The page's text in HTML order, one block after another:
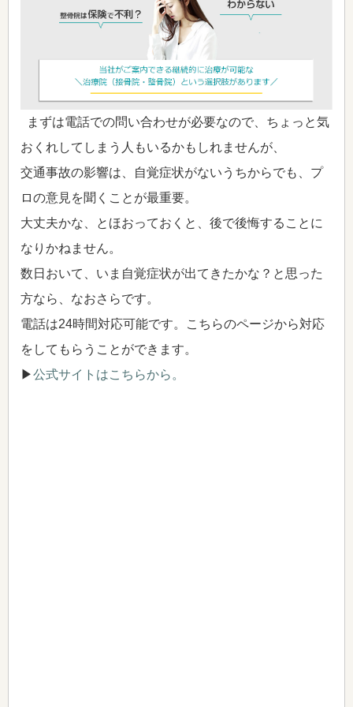
まずは電話での問い合わせが必要なので、ちょっと気
おくれしてしまう人もいるかもしれませんが、
交通事故の影響は、自覚症状がないうちからでも、プ
ロの意見を聞くことが最重要。
大丈夫かな、とほおっておくと、後で後悔することに
なりかねません。
数日おいて、いま自覚症状が出てきたかな？と思った
方なら、なおさらです。
電話は24時間対応可能です。こちらのページから対応
をしてもらうことができます。
▶公式サイトはこちらから。